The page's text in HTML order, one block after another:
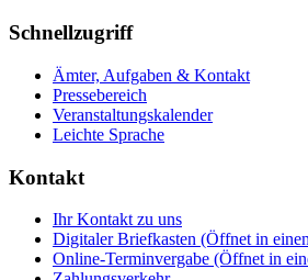
Schnellzugriff
Ämter, Aufgaben & Kontakt
Pressebereich
Veranstaltungskalender
Leichte Sprache
Kontakt
Ihr Kontakt zu uns
Digitaler Briefkasten (Öffnet in
Online-Terminvergabe (Öffnet in